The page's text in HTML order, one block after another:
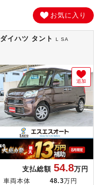
お気に入り
ダイハツ タントL SA
追加
支払総額 54.8万円
車両本体 48.3 万円